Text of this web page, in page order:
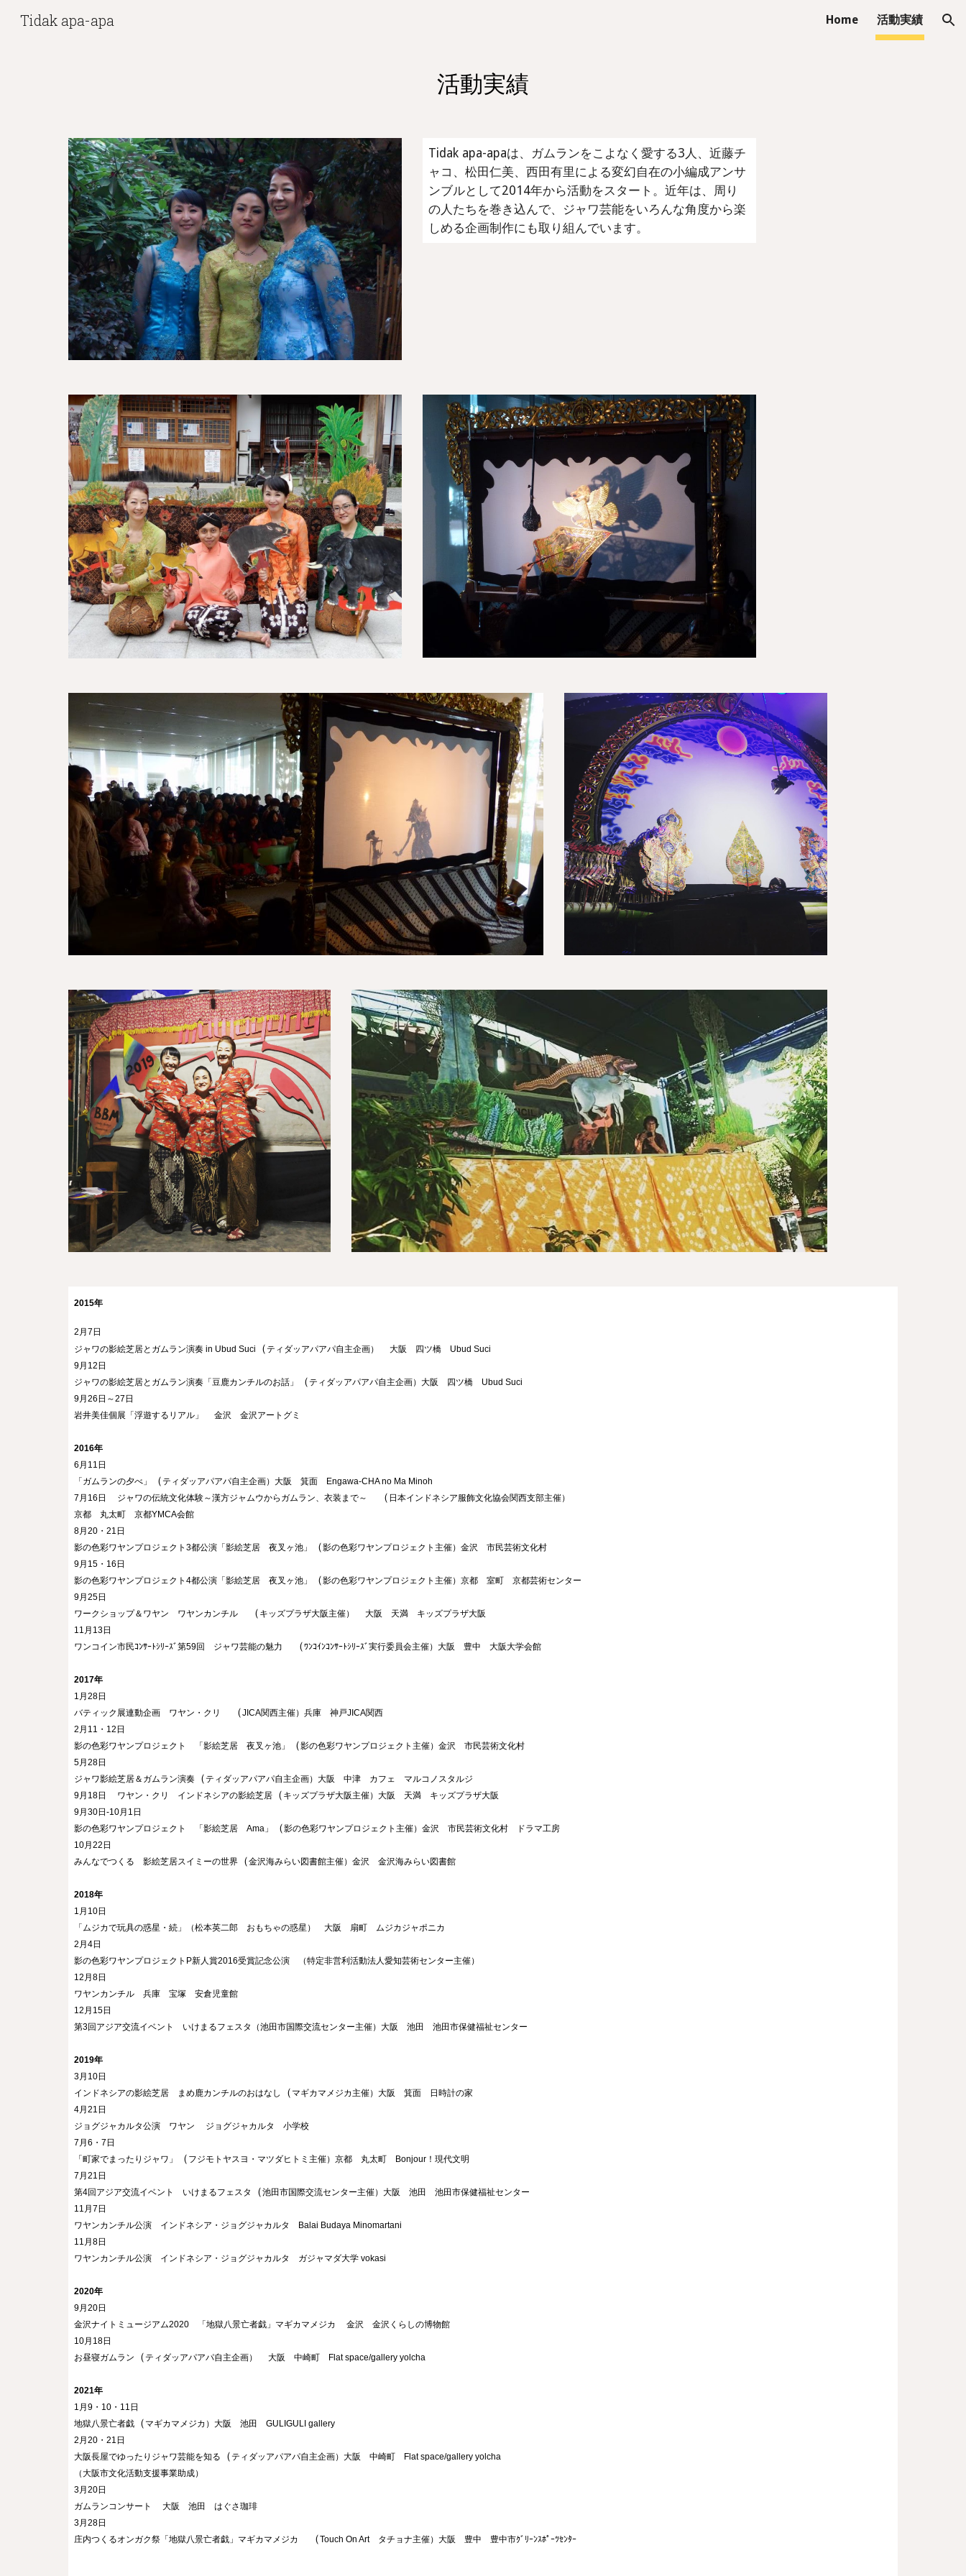
Tidak apa-apa Home 活動実績
活動実績
Tidak apa-apaは、ガムランをこよなく愛する3人、近藤チ
ャコ、松田仁美、西田有里による変幻自在の小編成アンサ
ンブルとして2014年から活動をスタート。近年は、周り
の人たちを巻き込んで、ジャワ芸能をいろんな角度から楽
しめる企画制作にも取り組んでいます。
2015年
2月7日
ジャワの影絵芝居とガムラン演奏 in Ubud Suci
（ティダッアパアパ自主企画）
大阪　四ツ橋　Ubud Suci
9月12日
ジャワの影絵芝居とガムラン演奏「豆鹿カンチルのお話」
（ティダッアパアパ自主企画）大阪　四ツ橋　Ubud Suci
9月26日～27日
岩井美佳個展「浮遊するリアル」
金沢　金沢アートグミ
2016年
6月11日
「ガムランの夕べ」
（ティダッアパアパ自主企画）大阪　箕面　Engawa-CHA no Ma Minoh
7月16日
ジャワの伝統文化体験～漢方ジャムウからガムラン、衣装まで～ （ 日本インドネシア服飾文化協会関西支部主催）
京都　丸太町　京都YMCA会館
8月20・21日
影の色彩ワヤンプロジェクト3都公演「影絵芝居　夜叉ヶ池」
（影の色彩ワヤンプロジェクト主催）金沢　市民芸術文化村
9月15・16日
影の色彩ワヤンプロジェクト4都公演「影絵芝居　夜叉ヶ池」
（影の色彩ワヤンプロジェクト主催）京都　室町　京都芸術センター
9月25日
ワークショップ＆ワヤン　ワヤンカンチル （ キッズプラザ大阪主催）
大阪　天満　キッズプラザ大阪
11月13日
ワンコイン市民ｺﾝｻｰﾄｼﾘｰｽﾞ第59回　ジャワ芸能の魅力
（ﾜﾝｺｲﾝｺﾝｻｰﾄｼﾘｰｽﾞ実行委員会主催）大阪　豊中　大阪大学会館
2017年
1月28日
バティック展連動企画　ワヤン・クリ
（JICA関西主催）兵庫　神戸JICA関西
2月11・12日
影の色彩ワヤンプロジェクト　「影絵芝居　夜叉ヶ池」
（影の色彩ワヤンプロジェクト主催）金沢　市民芸術文化村
5月28日
ジャワ影絵芝居＆ガムラン演奏（ティダッアパアパ自主企画）大阪　中津　カフェ　マルコノスタルジ
9月18日
ワヤン・クリ　インドネシアの影絵芝居（ キッズプラザ大阪主催）大阪　天満　キッズプラザ大阪
9月30日-10月1日
影の色彩ワヤンプロジェクト　「影絵芝居　Ama」
（影の色彩ワヤンプロジェクト主催）金沢　市民芸術文化村　ドラマ工房
10月22日
みんなでつくる　影絵芝居スイミーの世界（金沢海みらい図書館主催）金沢　金沢海みらい図書館
2018年
1月10日
「ムジカで玩具の惑星・続」（松本英二郎　おもちゃの惑星）　大阪　扇町　ムジカジャポニカ
2月4日
影の色彩ワヤンプロジェクトP新人賞2016受賞記念公演　（特定非営利活動法人愛知芸術センター主催）
12月8日
ワヤンカンチル　兵庫　宝塚　安倉児童館
12月15日
第3回アジア交流イベント　いけまるフェスタ（池田市国際交流センター主催）大阪　池田　池田市保健福祉センター
2019年
3月10日
インドネシアの影絵芝居　まめ鹿カンチルのおはなし
（ マギカマメジカ主催）大阪　箕面　日時計の家
4月21日
ジョグジャカルタ公演　ワヤン
ジョグジャカルタ　小学校
7月6・7日
「町家でまったりジャワ」
（ フジモトヤスヨ・マツダヒトミ主催）京都　丸太町　Bonjour！現代文明
7月21日
第4回アジア交流イベント　いけまるフェスタ
（池田市国際交流センター主催）大阪　池田　池田市保健福祉センター
11月7日
ワヤンカンチル公演　インドネシア・ジョグジャカルタ　Balai Budaya Minomartani
11月8日
ワヤンカンチル公演　インドネシア・ジョグジャカルタ　ガジャマダ大学 vokasi
2020年
9月20日
金沢ナイトミュージアム2020　「地獄八景亡者戯」マギカマメジカ
金沢　金沢くらしの博物館
10月18日
お昼寝ガムラン
（ティダッアパアパ自主企画） 大阪　中崎町　Flat space/gallery yolcha
2021年
1月9・10・11日
地獄八景亡者戯（ マギカマメジカ）大阪　池田　GULIGULI gallery
2月20・21日
大阪長屋でゆったりジャワ芸能を知る
（ティダッアパアパ自主企画）大阪　中崎町　Flat space/gallery yolcha
（大阪市文化活動支援事業助成）
3月20日
ガムランコンサート
大阪　池田　はぐさ珈琲
3月28日
庄内つくるオンガク祭「地獄八景亡者戯」マギカマメジカ
（Touch On Art　タチョナ主催）大阪　豊中　豊中市ｸﾞﾘｰﾝｽﾎﾟｰﾂｾﾝﾀｰ